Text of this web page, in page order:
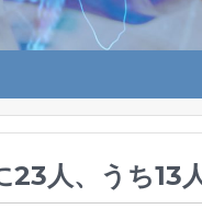
23人、うち13